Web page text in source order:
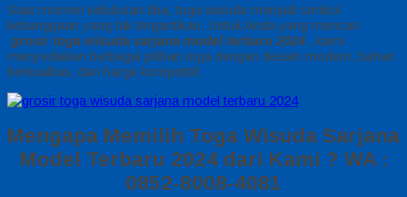
Saat momen kelulusan tiba, toga wisuda menjadi simbol
kebanggaan yang tak tergantikan. Untuk Anda yang mencari
grosir toga wisuda sarjana model terbaru 2024 , kami
menyediakan berbagai pilihan toga dengan desain modern, bahan
berkualitas, dan harga kompetitif.
Mengapa Memilih Toga Wisuda Sarjana
Model Terbaru 2024 dari Kami ? WA :
0852-8008-4081